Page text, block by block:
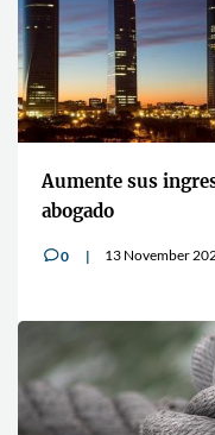
Aumente sus
abogado
v0 13 November